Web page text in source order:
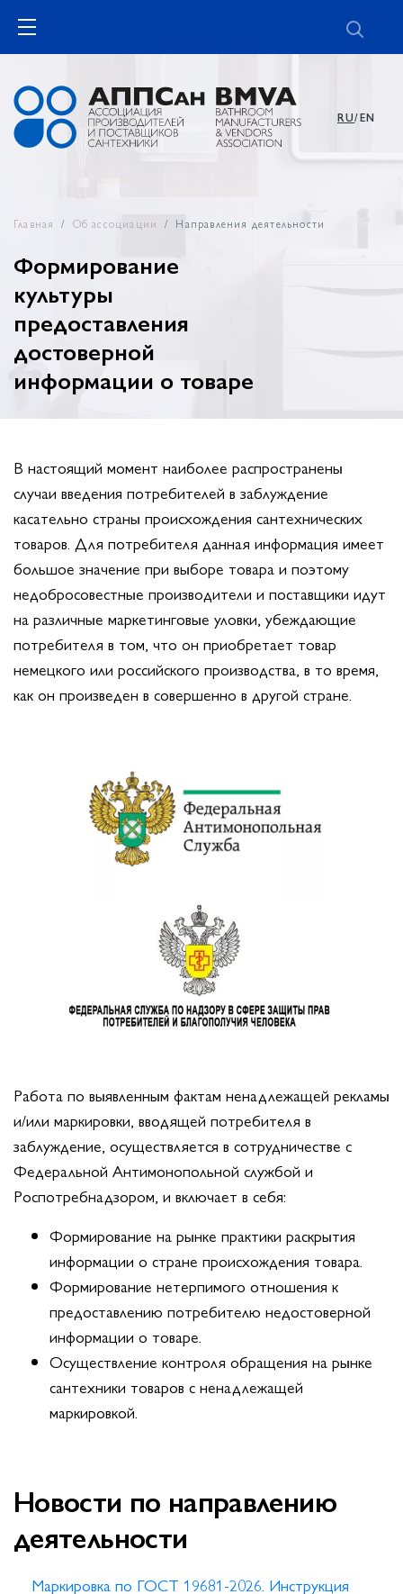
RU/EN
Главная Об ассоциации Направления деятельности
Формирование
культуры
предоставления
достоверной
информации о товаре
В настоящий момент наиболее распространены
случаи введения потребителей в заблуждение
касательно страны происхождения сантехнических
товаров. Для потребителя данная информация имеет
большое значение при выборе товара и поэтому
недобросовестные производители и поставщики идут
на различные маркетинговые уловки, убеждающие
потребителя в том, что он приобретает товар
немецкого или российского производства, в то время,
как он произведен в совершенно в другой стране.
Работа по выявленным фактам ненадлежащей рекламы
и/или маркировки, вводящей потребителя в
заблуждение, осуществляется в сотрудничестве с
Федеральной Антимонопольной службой и
Роспотребнадзором, и включает в себя:
Формирование на рынке практики раскрытия
информации о стране происхождения товара.
Формирование нетерпимого отношения к
предоставлению потребителю недостоверной
информации о товаре.
Осуществление контроля обращения на рынке
сантехники товаров с ненадлежащей
маркировкой.
Новости по направлению
деятельности
Маркировка по ГОСТ 19681-2026. Инструкция